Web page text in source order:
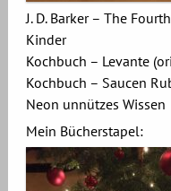
J. D. Barker – The
Kinder
Kochbuch – Levante
Kochbuch – Saucen
Neon unnützes Wissen
Mein Bücherstapel: